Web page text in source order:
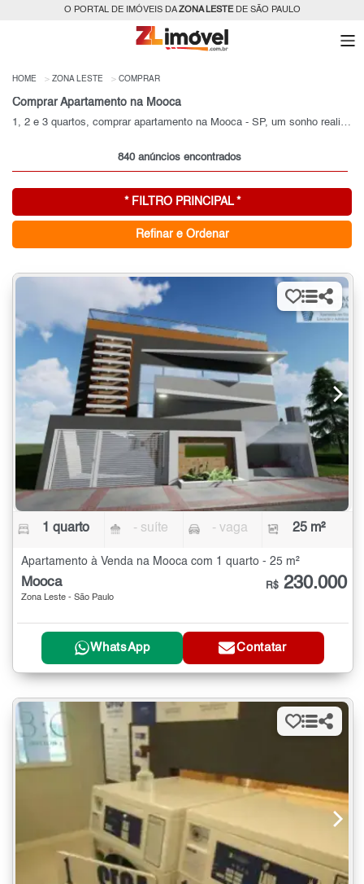
O PORTAL DE IMÓVEIS DAZONA LESTEDE SÃO PAULO
HOME ZONA LESTE COMPRAR
Comprar Apartamento na Mooca
840 anúncios encontrados
* FILTRO PRINCIPAL *
Refinar e Ordenar
1 quarto - suíte - vaga 25 m²
Apartamento à Venda na Mooca com 1 quarto - 25 m²
Mooca
Zona Leste - São Paulo
R$ 230.000
WhatsApp Contatar